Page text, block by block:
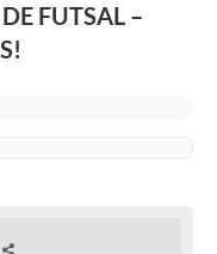
FUTSAL –